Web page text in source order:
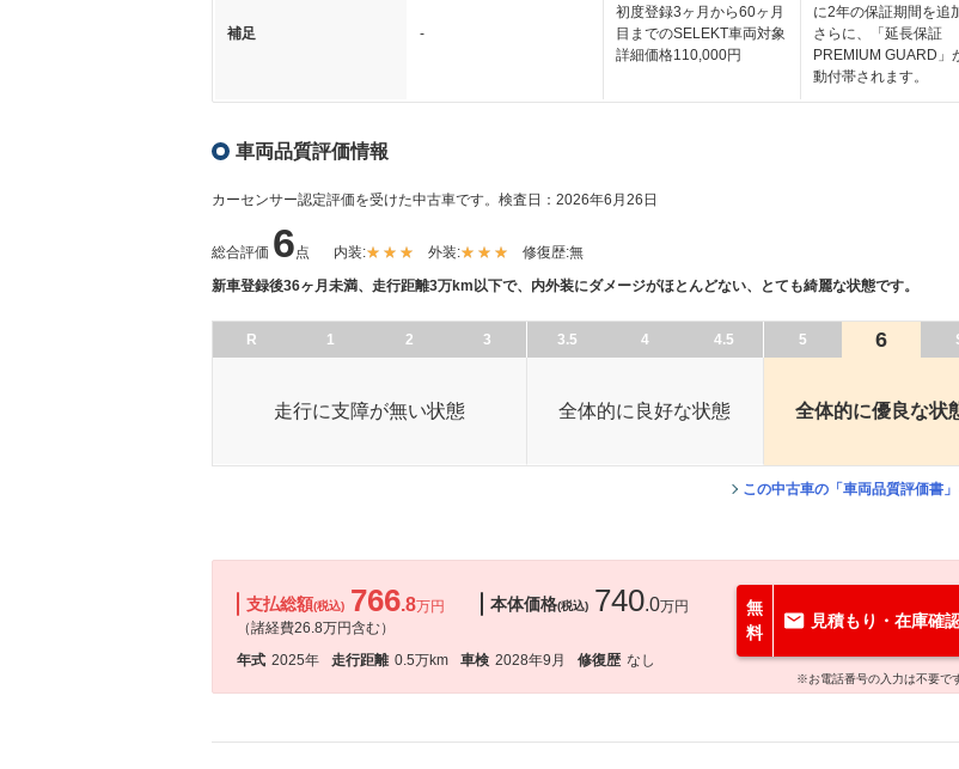
補足 -
初度登録3ヶ月から60ヶ月
目までのSELEKT車両対象
詳細価格110,000円
に2年の保証期間を追
さらに、「延長保証
PREMIUM GUARD」
動付帯されます。
車両品質評価情報
カーセンサー認定評価を受けた中古車です。 検査日：2026年6月26日
総合評価 6点 内装: 外装: 修復歴:無
新車登録後36ヶ月未満、走行距離3万km以下で、内外装にダメージがほとんどない、とても綺麗な状態です。
R 1 2 3 3.5 4 4.5 5 6
走行に支障が無い状態 全体的に良好な状態 全体的に優良な状
この中古車の「車両品質評価書
支払総額(税込) 766.8万円
（諸経費26.8万円含む）
本体価格(税込) 740.0万円
年式 2025年 走行距離 0.5万km 車検 2028年9月 修復歴 なし
無
料
見積もり・在庫確
※お電話番号の入力は不要で